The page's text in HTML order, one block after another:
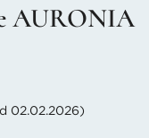
AURONIA
02.02.2026)